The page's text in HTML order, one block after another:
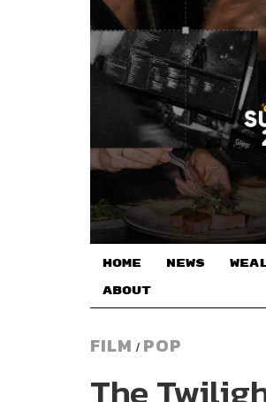
HOME NEWS
ABOUT
FILM / POP